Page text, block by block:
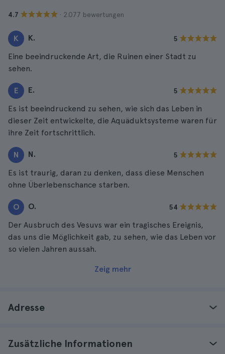
4.7 · 2.077 bewertungen
K K. 5
Eine beeindruckende Art, die Ruinen einer Stadt zu
sehen.
E E. 5
Es ist beeindruckend zu sehen, wie sich das Leben in
dieser Zeit entwickelte, die Aquäduktsysteme waren für
ihre Zeit fortschrittlich.
N N. 5
Es ist traurig, daran zu denken, dass diese Menschen
ohne Überlebenschance starben.
O O. 54
Der Ausbruch des Vesuvs war ein tragisches Ereignis,
das uns die Möglichkeit gab, zu sehen, wie das Leben vor
so vielen Jahren aussah.
Zeig mehr
Adresse
Zusätzliche Informationen